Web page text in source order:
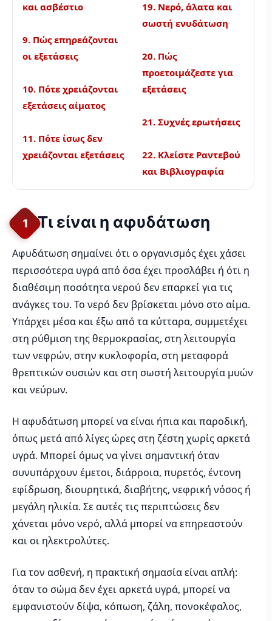
και ασβέστιο
9. Πώς επηρεάζονται
οι εξετάσεις
10. Πότε χρειάζονται
εξετάσεις αίματος
11. Πότε ίσως δεν
χρειάζονται εξετάσεις
19. Νερό, άλατα και
σωστή ενυδάτωση
20. Πώς
προετοιμάζεστε για
εξετάσεις
21. Συχνές ερωτήσεις
22. Κλείστε Ραντεβού
και Βιβλιογραφία
1 Τι είναι η αφυδάτωση
Αφυδάτωση σημαίνει ότι ο οργανισμός έχει χάσει
περισσότερα υγρά από όσα έχει προσλάβει ή ότι η
διαθέσιμη ποσότητα νερού δεν επαρκεί για τις
ανάγκες του. Το νερό δεν βρίσκεται μόνο στο αίμα.
Υπάρχει μέσα και έξω από τα κύτταρα, συμμετέχει
στη ρύθμιση της θερμοκρασίας, στη λειτουργία
των νεφρών, στην κυκλοφορία, στη μεταφορά
θρεπτικών ουσιών και στη σωστή λειτουργία μυών
και νεύρων.
Η αφυδάτωση μπορεί να είναι ήπια και παροδική,
όπως μετά από λίγες ώρες στη ζέστη χωρίς αρκετά
υγρά. Μπορεί όμως να γίνει σημαντική όταν
συνυπάρχουν έμετοι, διάρροια, πυρετός, έντονη
εφίδρωση, διουρητικά, διαβήτης, νεφρική νόσος ή
μεγάλη ηλικία. Σε αυτές τις περιπτώσεις δεν
χάνεται μόνο νερό, αλλά μπορεί να επηρεαστούν
και οι ηλεκτρολύτες.
Για τον ασθενή, η πρακτική σημασία είναι απλή:
όταν το σώμα δεν έχει αρκετά υγρά, μπορεί να
εμφανιστούν δίψα, κόπωση, ζάλη, πονοκέφαλος,